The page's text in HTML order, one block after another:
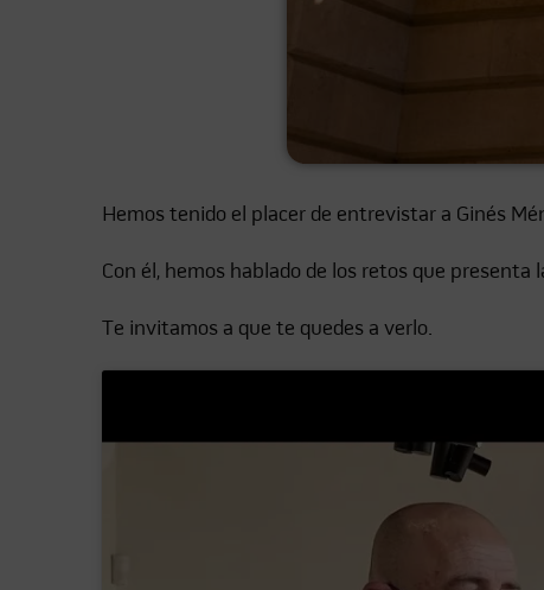
Hemos tenido el placer de entrevistar a Ginés
Con él, hemos hablado de los retos que presenta
Te invitamos a que te quedes a verlo.